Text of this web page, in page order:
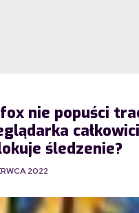
nie popuści
śledzenie?
2022